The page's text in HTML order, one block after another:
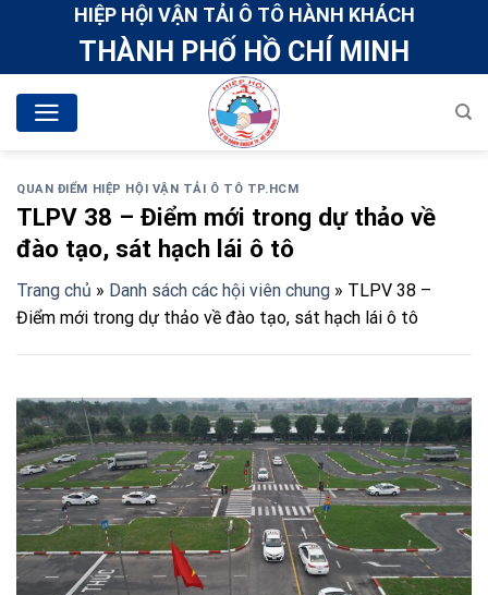
HIỆP HỘI VẬN TẢI Ô TÔ HÀNH KHÁCH
THÀNH PHỐ HỒ CHÍ MINH
QUAN ĐIỂM HIỆP HỘI VẬN TẢI Ô TÔ TP.HCM
TLPV 38 – Điểm mới trong dự thảo về
đào tạo, sát hạch lái ô tô
Trang chủ » Danh sách các hội viên chung » TLPV 38 –
Điểm mới trong dự thảo về đào tạo, sát hạch lái ô tô